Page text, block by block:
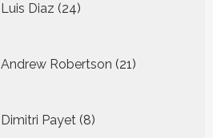
Luis Diaz 24
producten
Andrew Robertson 21
producten
Dimitri Payet 8
producten